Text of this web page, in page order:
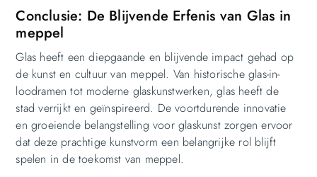
Conclusie: De Blijvende Erfenis van Glas in
meppel
Glas heeft een diepgaande en blijvende impact gehad op
de kunst en cultuur van meppel. Van historische glas-in-
loodramen tot moderne glaskunstwerken, glas heeft de
stad verrijkt en geïnspireerd. De voortdurende innovatie
en groeiende belangstelling voor glaskunst zorgen ervoor
dat deze prachtige kunstvorm een belangrijke rol blijft
spelen in de toekomst van meppel.